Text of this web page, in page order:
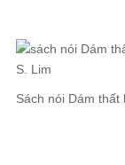
Sách nói Dám thất